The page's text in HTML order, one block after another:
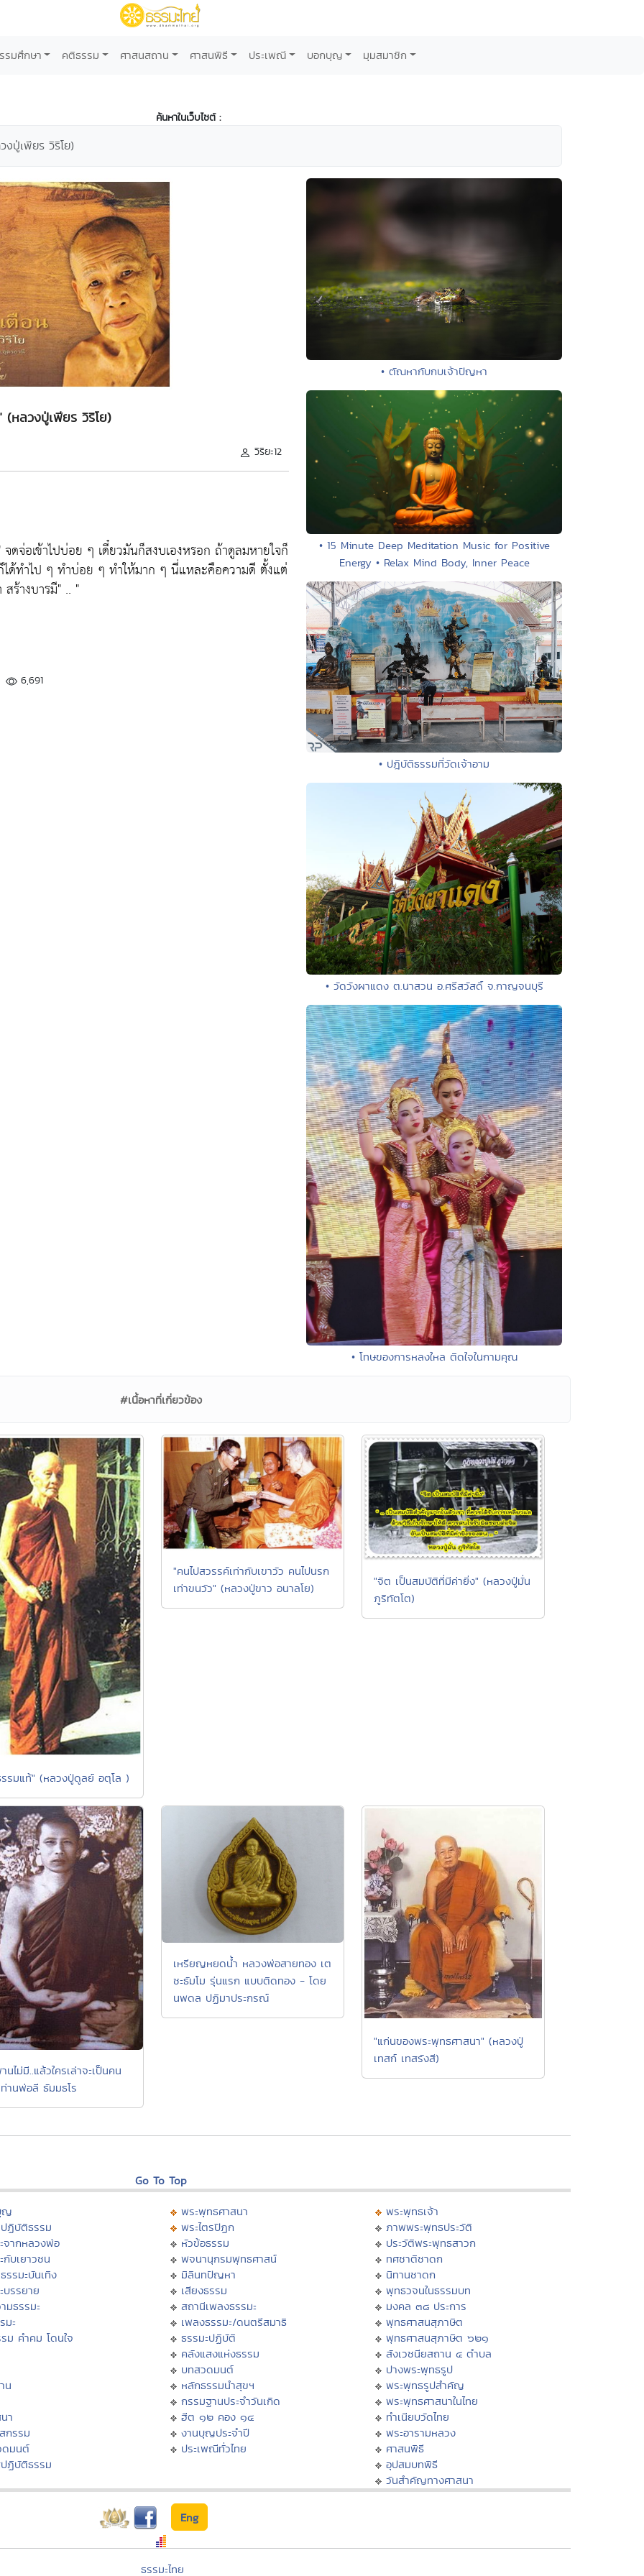
รมศึกษา คติธรรม ศาสนสถาน ศาสนพิธี ประเพณี บอกบุญ มุมสมาชิก
ค้นหาในเว็บไซต์ :
งปู่เพียร วิริโย)
(หลวงปู่เพียร วิริโย)
วิริยะ12
จดจ่อเข้าไปบ่อย ๆ เดี๋ยวมันก็สงบเองหรอก ถ้าดูลมหายใจก็
ได้ทำไป ๆ ทำบ่อย ๆ ทำให้มาก ๆ นี่แหละคือความดี ตั้งแต่
ร้างบารมี" .. "
6,691
• ตัณหากับกบเจ้าปัญหา
• 15 Minute Deep Meditation Music for Positive
Energy • Relax Mind Body, Inner Peace
• ปฎิบัติธรรมที่วัดเจ้าอาม
• วัดวังผาแดง ต.นาสวน อ.ศรีสวัสดิ์ จ.กาญจนบุรี
• โทษของการหลงใหล ติดใจในกามคุณ
#เนื้อหาที่เกี่ยวข้อง
รมแท้" (หลวงปู่ดูลย์ อตุโล )
"คนไปสวรรค์เท่ากับเขาวัว คนไปนรก
เท่าขนวัว" (หลวงปู่ขาว อนาลโย)
"จิต เป็นสมบัติที่มีค่ายิ่ง" (หลวงปู่มั่น
ภูริทัตโต)
นไม่มี..แล้วใครเล่าจะเป็นคน
านพ่อลี ธัมมธโร
เหรียญหยดน้ำ หลวงพ่อสายทอง เต
ชะธัมโม รุ่นแรก แบบติดทอง - โดย
นพดล ปฏิมาประกรณ์
"แก่นของพระพุทธศาสนา" (หลวงปู่
เทสก์ เทสรังสี)
Go To Top
ญ
ฏิบัติธรรม
จากหลวงพ่อ
กับเยาวชน
รรมะบันเทิง
บรรยาย
มธรรมะ
มะ
ม คำคม โดนใจ
น
า
กรรม
มนต์
ฏิบัติธรรม
พระพุทธศาสนา
พระไตรปิฏก
หัวข้อธรรม
พจนานุกรมพุทธศาสน์
มิลินทปัญหา
เสียงธรรม
สถานีเพลงธรรมะ
เพลงธรรมะ/ดนตรีสมาธิ
ธรรมะปฏิบัติ
คลังแสงแห่งธรรม
บทสวดมนต์
หลักธรรมนำสุขฯ
กรรมฐานประจำวันเกิด
ฮีต ๑๒ คอง ๑๔
งานบุญประจำปี
ประเพณีทั่วไทย
พระพุทธเจ้า
ภาพพระพุทธประวัติ
ประวัติพระพุทธสาวก
ทศชาติชาดก
นิทานชาดก
พุทธวจนในธรรมบท
มงคล ๓๘ ประการ
พุทธศาสนสุภาษิต
พุทธศาสนสุภาษิต ๖๒๑
สังเวชนียสถาน ๔ ตำบล
ปางพระพุทธรูป
พระพุทธรูปสำคัญ
พระพุทธศาสนาในไทย
ทำเนียบวัดไทย
พระอารามหลวง
ศาสนพิธี
อุปสมบทพิธี
วันสำคัญทางศาสนา
Eng
ธรรมะไทย